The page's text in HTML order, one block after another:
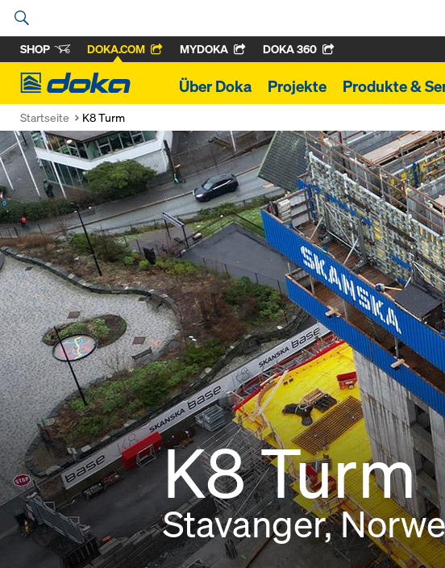
SHOP DOKA.COM MYDOKA DOKA 360
Doka
Über Doka Projekte Produkte &
Startseite K8 Turm
K8 Turm
Stavanger,